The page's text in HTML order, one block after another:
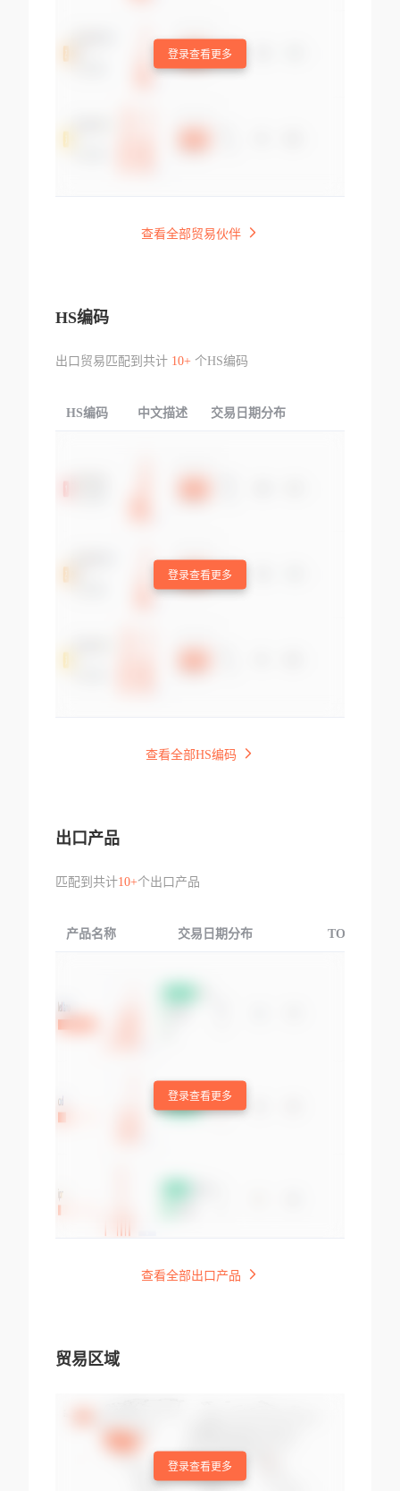
登录查看更多
查看全部贸易伙伴
HS编码
出口贸易匹配到共计 10+个HS编码
HS编码 中文描述 交易日期分布
登录查看更多
查看全部HS编码
出口产品
匹配到共计10+个出口产品
产品名称 交易日期分布 TOP3交易国
登录查看更多
查看全部出口产品
贸易区域
登录查看更多